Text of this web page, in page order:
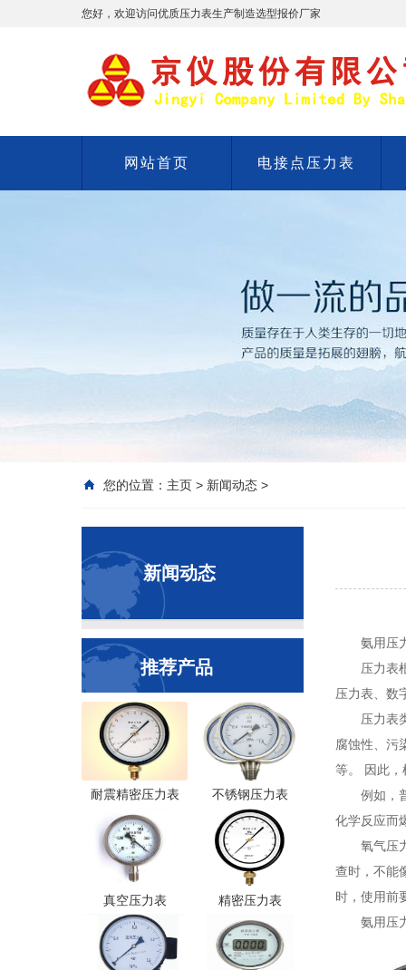
您好，欢迎访问优质压力表生产制造选型报价厂家
网站首页 电接点压力表
您的位置： 主页 > 新闻动态 >
新闻动态
推荐产品
耐震精密压力表 不锈钢压力表
真空压力表 精密压力表
氨用压
压力表
压力表、数
压力表
腐蚀性、污
等。 因此，
例如，
化学反应而
氧气压
查时，不能
时，使用前
氨用压